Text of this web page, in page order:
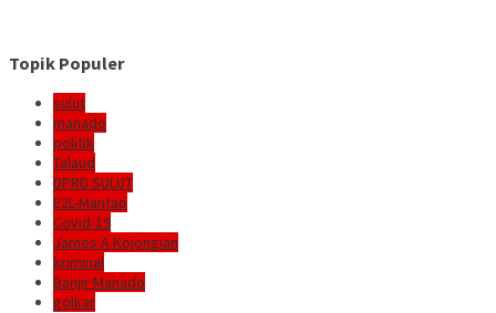
Topik Populer
sulut
manado
politik
Talaud
DPRD SULUT
E2L-Mantap
Covid-19
James A Kojongian
kriminal
Banjir Manado
golkar